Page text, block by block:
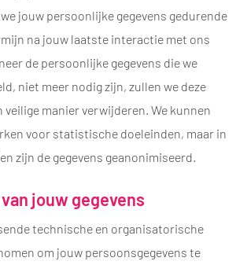
jouw persoonlijke gegevens gedurende
na jouw laatste interactie met ons
de persoonlijke gegevens die we
niet meer nodig zijn, zullen we deze
veilige manier verwijderen. We kunnen
voor statistische doeleinden, maar in
zijn de gegevens geanonimiseerd.
jouw gegevens
technische en organisatorische
om jouw persoonsgegevens te